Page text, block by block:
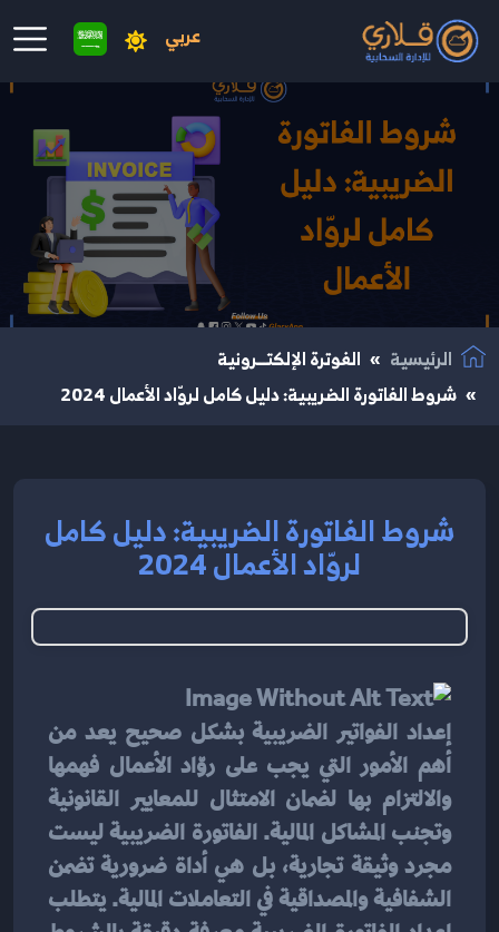
عربي
انتقال إلى المحتوى الرئيسي
الرئيسية
الفوترة الإلكتــرونية
شروط الفاتورة الضريبية: دليل كامل لروّاد الأعمال 2024
شروط الفاتورة الضريبية: دليل كامل
لروّاد الأعمال 2024